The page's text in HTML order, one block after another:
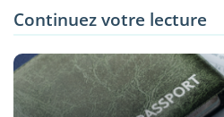
Continuez votre lecture